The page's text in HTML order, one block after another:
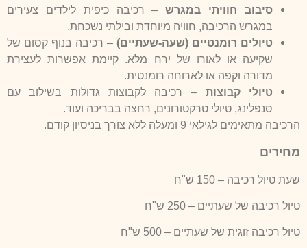
סיבוב חוויתי במגרש – רכיבה כיפית לילדים צעירים
במגרש הרכיבה, חוויה מיוחדת ובילתי נשכחת.
טיולים רומנטיים (שעה-שעתיים) – רכיבה בנוף קסום של
שקיעה או לאורו של ירח מלא. קיימת אפשרות לעצירת
מדורה וקפה או לארוחה רומנטית.
טיולי קבוצות – רכיבה לקבוצות גדולות בשילוב עם
סנפלינג, טיולי טרקטורונים, רחצה בבריכה ועוד.
הרכיבה מתאימים לגילאי 9 ומעלה ללא צורך בניסיון קודם.
מחירים
שעת טיול רכיבה – 150 ש"ח
טיול רכיבה של שעתיים – 250 ש"ח
טיול רכיבה זוגית של שעתיים – 500 ש"ח